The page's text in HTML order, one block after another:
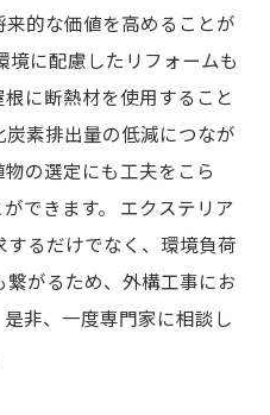
的な価値を高めることが
境に配慮したリフォームも
に断熱材を使用すること
素排出量の低減につなが
の選定にも工夫をこら
できます。 エクステリア
るだけでなく、環境負荷
がるため、外構工事にお
非、一度専門家に相談し